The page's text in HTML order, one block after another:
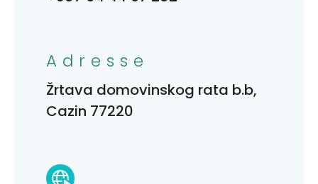
Adresse
Žrtava domovinskog rata b.b,
Cazin 77220